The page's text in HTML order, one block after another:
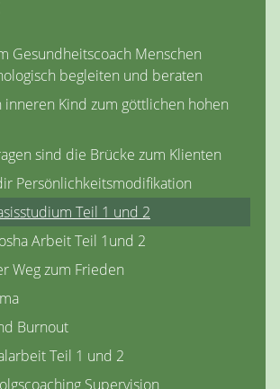
Gesundheitscoach Menschen
begleiten und beraten
inneren Kind zum göttlichen hohen
sind die Brücke zum Klienten
Persönlichkeitsmodifikation
Teil 1 und 2
Arbeit Teil 1und 2
Weg zum Frieden
Burnout
Teil 1 und 2
Supervision